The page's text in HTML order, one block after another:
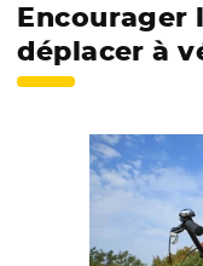
Encourager
déplacer à